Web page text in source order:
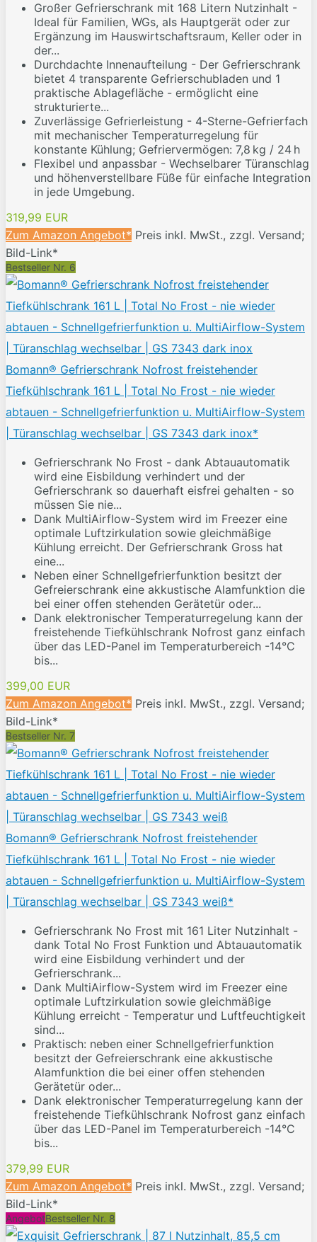
Großer Gefrierschrank mit 168 Litern Nutzinhalt -
Ideal für Familien, WGs, als Hauptgerät oder zur
Ergänzung im Hauswirtschaftsraum, Keller oder in
der...
Durchdachte Innenaufteilung - Der Gefrierschrank
bietet 4 transparente Gefrierschubladen und 1
praktische Ablagefläche - ermöglicht eine
strukturierte...
Zuverlässige Gefrierleistung - 4-Sterne-Gefrierfach
mit mechanischer Temperaturregelung für
konstante Kühlung; Gefriervermögen: 7,8 kg / 24 h
Flexibel und anpassbar - Wechselbarer Türanschlag
und höhenverstellbare Füße für einfache Integration
in jede Umgebung.
319,99 EUR
Zum Amazon Angebot* Preis inkl. MwSt., zzgl. Versand;
Bild-Link*
Bestseller Nr. 6
Bomann® Gefrierschrank Nofrost freistehender
Tiefkühlschrank 161 L | Total No Frost - nie wieder
abtauen - Schnellgefrierfunktion u. MultiAirflow-System
| Türanschlag wechselbar | GS 7343 dark inox*
Gefrierschrank No Frost - dank Abtauautomatik
wird eine Eisbildung verhindert und der
Gefrierschrank so dauerhaft eisfrei gehalten - so
müssen Sie nie...
Dank MultiAirflow-System wird im Freezer eine
optimale Luftzirkulation sowie gleichmäßige
Kühlung erreicht. Der Gefrierschrank Gross hat
eine...
Neben einer Schnellgefrierfunktion besitzt der
Gefreierschrank eine akkustische Alamfunktion die
bei einer offen stehenden Gerätetür oder...
Dank elektronischer Temperaturregelung kann der
freistehende Tiefkühlschrank Nofrost ganz einfach
über das LED-Panel im Temperaturbereich -14°C
bis...
399,00 EUR
Zum Amazon Angebot* Preis inkl. MwSt., zzgl. Versand;
Bild-Link*
Bestseller Nr. 7
Bomann® Gefrierschrank Nofrost freistehender
Tiefkühlschrank 161 L | Total No Frost - nie wieder
abtauen - Schnellgefrierfunktion u. MultiAirflow-System
| Türanschlag wechselbar | GS 7343 weiß*
Gefrierschrank No Frost mit 161 Liter Nutzinhalt -
dank Total No Frost Funktion und Abtauautomatik
wird eine Eisbildung verhindert und der
Gefrierschrank...
Dank MultiAirflow-System wird im Freezer eine
optimale Luftzirkulation sowie gleichmäßige
Kühlung erreicht - Temperatur und Luftfeuchtigkeit
sind...
Praktisch: neben einer Schnellgefrierfunktion
besitzt der Gefreierschrank eine akkustische
Alamfunktion die bei einer offen stehenden
Gerätetür oder...
Dank elektronischer Temperaturregelung kann der
freistehende Tiefkühlschrank Nofrost ganz einfach
über das LED-Panel im Temperaturbereich -14°C
bis...
379,99 EUR
Zum Amazon Angebot* Preis inkl. MwSt., zzgl. Versand;
Bild-Link*
AngebotBestseller Nr. 8